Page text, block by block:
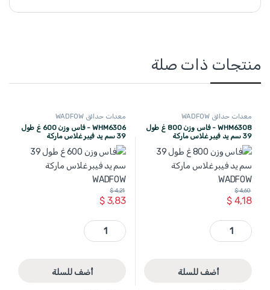
منتجات ذات صلة
معدات حدائق WADFOW
WHM6308 - فاس وزن 800 غ طول
39 سم يد فيبر غلاس ماركة
WADFOW
$4,18
$4,60
WHM6308 - فاس وزن 800 غ طول 39 سم يد فيبر غلاس ماركة WADFOW quantity
أضف للسلة
معدات حدائق WADFOW
WHM6306 - فاس وزن 600 غ طول
39 سم يد فيبر غلاس ماركة
WADFOW
$3,83
$4,21
WHM6306 - فاس وزن 600 غ طول 39 سم يد فيبر غلاس ماركة WADFOW quantity
أضف للسلة